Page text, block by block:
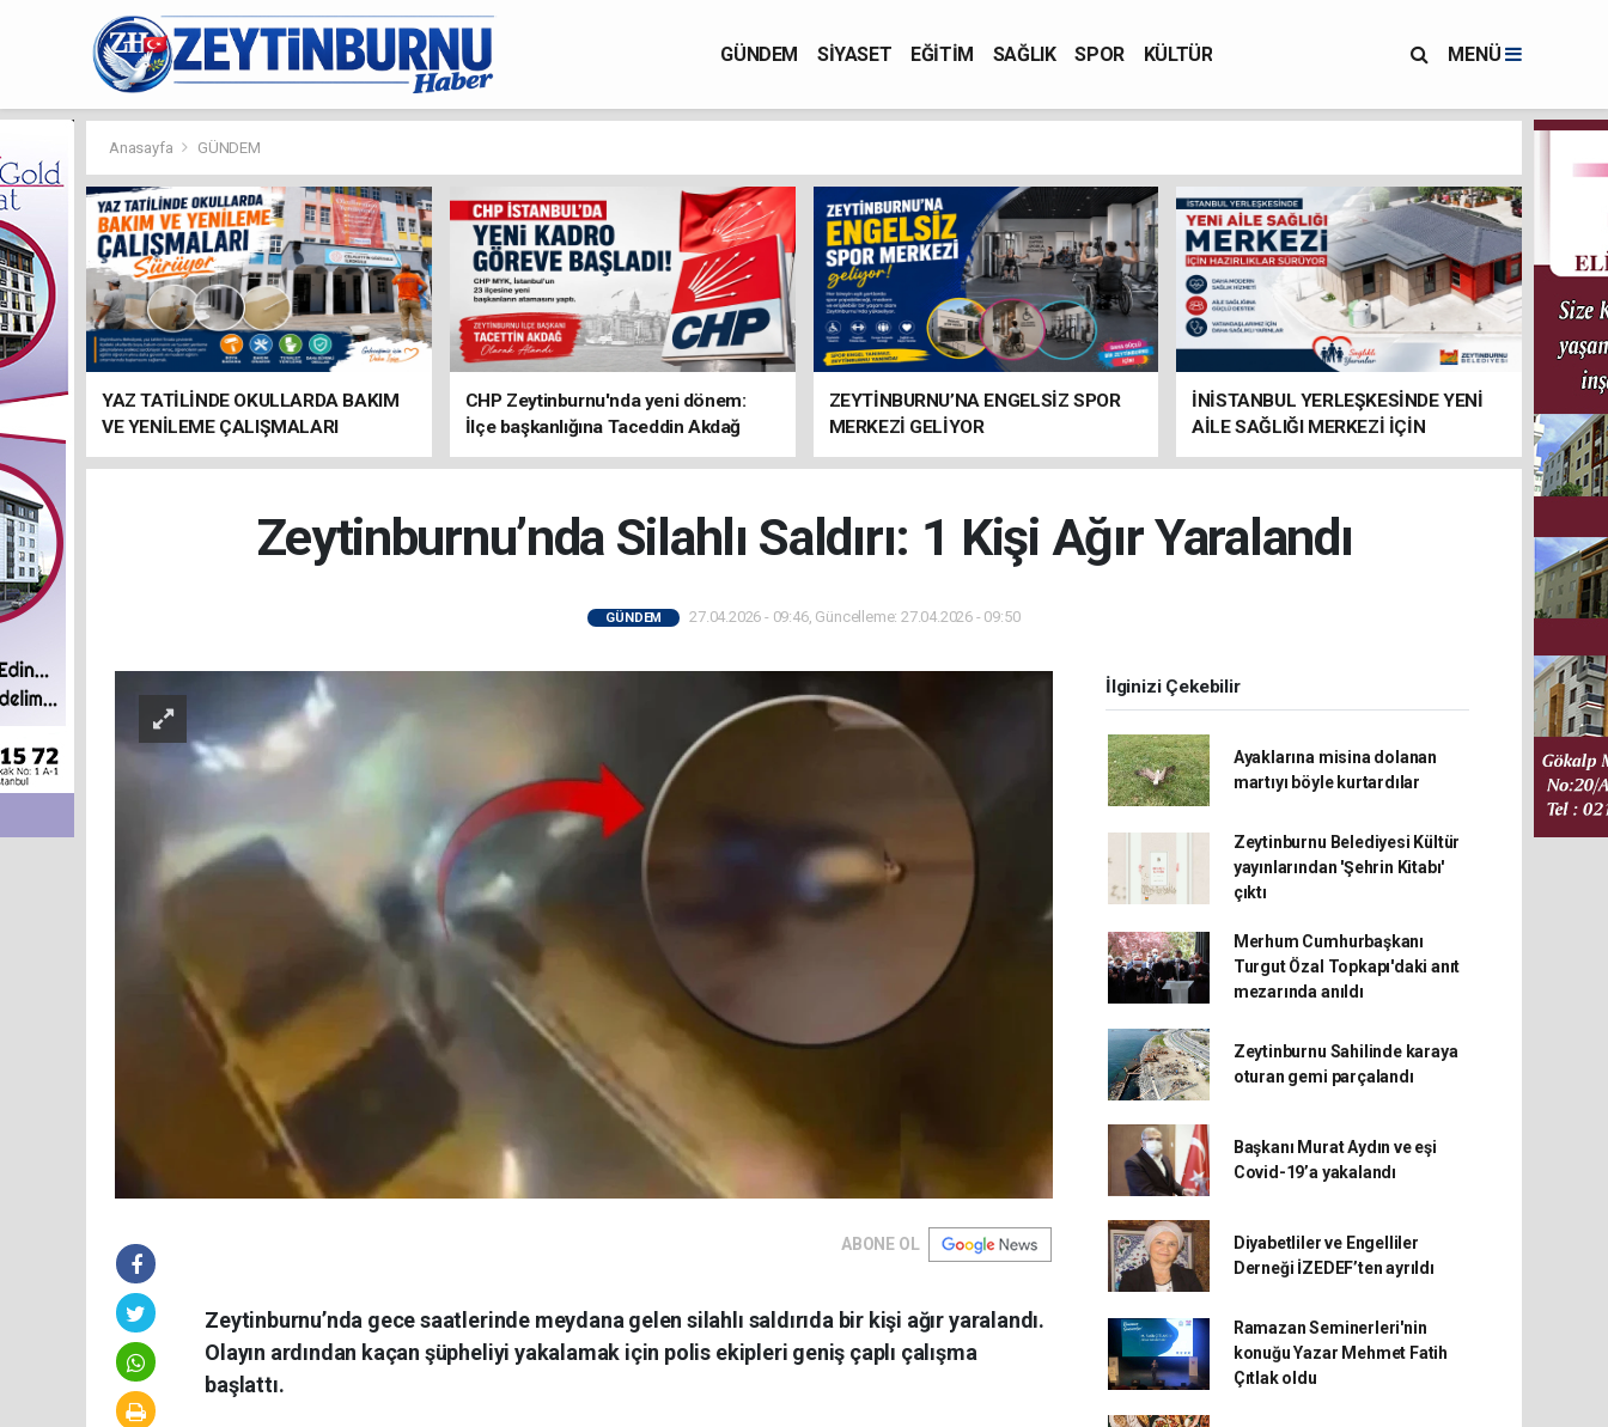
GÜNDEM SİYASET EĞİTİM SAĞLIK SPOR KÜLTÜR MENÜ
Anasayfa GÜNDEM
YAZ TATİLİNDE OKULLARDA BAKIM
VE YENİLEME ÇALIŞMALARI
SÜRÜYOR
CHP Zeytinburnu'nda yeni dönem:
İlçe başkanlığına Taceddin Akdağ
atandı
ZEYTİNBURNU’NA ENGELSİZ SPOR
MERKEZİ GELİYOR
İNİSTANBUL YERLEŞKESİNDE YENİ
AİLE SAĞLIĞI MERKEZİ İÇİN
HAZIRLIKLAR SÜRÜYOR
Zeytinburnu’nda Silahlı Saldırı: 1 Kişi Ağır Yaralandı
GÜNDEM 27.04.2026 - 09:46, Güncelleme: 27.04.2026 - 09:50
ABONE OL
Zeytinburnu’nda gece saatlerinde meydana gelen silahlı saldırıda bir kişi ağır yaralandı.
Olayın ardından kaçan şüpheliyi yakalamak için polis ekipleri geniş çaplı çalışma
başlattı.
İlginizi Çekebilir
Ayaklarına misina dolanan
martıyı böyle kurtardılar
Zeytinburnu Belediyesi Kültür
yayınlarından 'Şehrin Kitabı'
çıktı
Merhum Cumhurbaşkanı
Turgut Özal Topkapı'daki anıt
mezarında anıldı
Zeytinburnu Sahilinde karaya
oturan gemi parçalandı
Başkanı Murat Aydın ve eşi
Covid-19’a yakalandı
Diyabetliler ve Engelliler
Derneği İZEDEF’ten ayrıldı
Ramazan Seminerleri'nin
konuğu Yazar Mehmet Fatih
Çıtlak oldu